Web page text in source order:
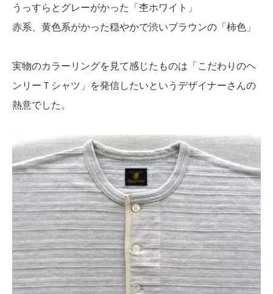
うっすらとグレーがかった「杢ホワイト」
赤系、黄色系がかった穏やかで渋いブラウンの「柿色」
実物のカラーリングを見て感じたものは「こだわりのヘ
ンリーＴシャツ」を発信したいというデザイナーさんの
熱意でした。